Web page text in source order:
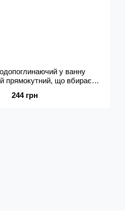
у ванну
прямокутний, що вбирає
244 грн